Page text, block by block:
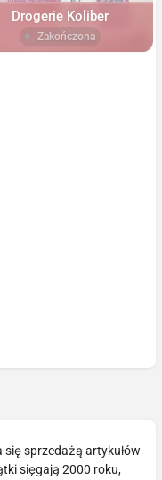
Drogerie Koliber
Zakończona
się sprzedażą artykułów
sięgają 2000 roku,